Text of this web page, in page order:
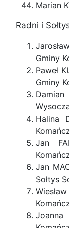
Marian
Radni i
Gminy
Paweł
Gminy
Halina
Jan
Jan
Sołtys
Joanna